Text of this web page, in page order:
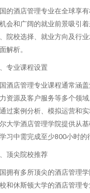
的酒店管理专业在全球享
会和广阔的就业前景吸引
院校选择、就业方向及行
解析。
专业课程设置
酒店管理专业课程通常涵
资源及客户服务等多个领
过案例分析、模拟运营和
大学酒店管理学院提供从
习中需完成至少800小时的
顶尖院校推荐
拥有多所顶尖的酒店管理
和休斯顿大学的酒店管理